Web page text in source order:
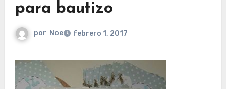
para bautizo
por Noe febrero 1, 2017